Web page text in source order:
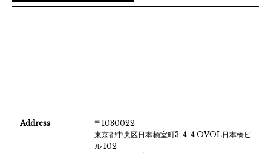
Address
〒1030022
東京都中央区日本橋室町3-4-4 OVOL日本橋ビ
ル 102